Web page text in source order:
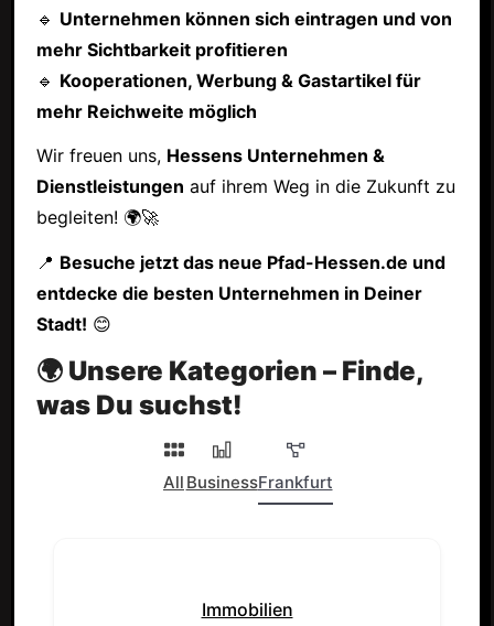
🔹 Unternehmen können sich eintragen und von
mehr Sichtbarkeit profitieren
🔹 Kooperationen, Werbung & Gastartikel für
mehr Reichweite möglich
Wir freuen uns, Hessens Unternehmen &
Dienstleistungen auf ihrem Weg in die Zukunft zu
begleiten! 🌍🚀
📍 Besuche jetzt das neue Pfad-Hessen.de und
entdecke die besten Unternehmen in Deiner
Stadt! 😊
🌍 Unsere Kategorien – Finde,
was Du suchst!
All BusinessFrankfurt
Immobilien